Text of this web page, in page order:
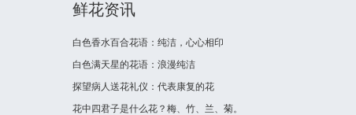
鲜花资讯
白色香水百合花语：纯洁，心心相印
白色满天星的花语：浪漫纯洁
探望病人送花礼仪：代表康复的花
花中四君子是什么花？梅、竹、兰、菊。